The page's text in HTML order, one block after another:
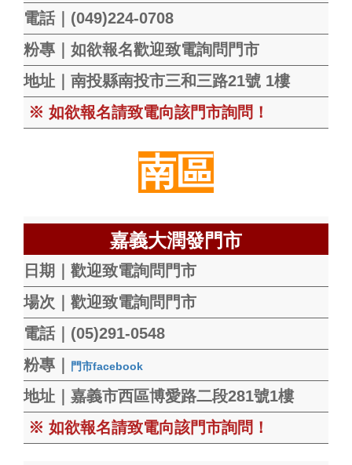
電話｜(049)224-0708
粉專｜如欲報名歡迎致電詢問門市
地址｜ 南投縣南投市三和三路21號 1樓
※ 如欲報名請致電向該門市詢問！
南區
嘉義大潤發門市
日期｜歡迎致電詢問門市
場次｜歡迎致電詢問門市
電話｜(05)291-0548
粉專｜
門市facebook
地址｜嘉義市西區博愛路二段281號1樓
※ 如欲報名請致電向該門市詢問！